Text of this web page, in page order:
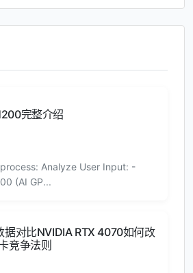
完整介绍
Analyze User Input: -
(AI GP...
据对比NVIDIA RTX 4070如何改
竞争法则